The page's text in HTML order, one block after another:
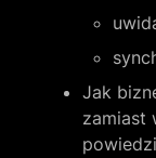
Jak
zamiast